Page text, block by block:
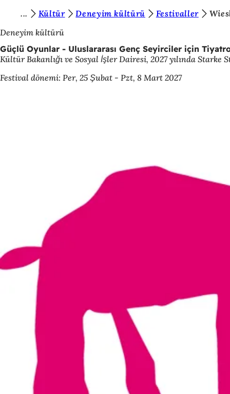
İçeriğe atla
u
r
a
d
Kültür Deneyim kültürü Festivaller
Deneyim kültürü
Güçlü Oyunlar - Uluslararası Genç Seyirciler için
Kültür Bakanlığı ve Sosyal İşler Dairesi, 2027 yılında
Festival dönemi: Per, 25 Şubat - Pzt, 8 Mart 2027